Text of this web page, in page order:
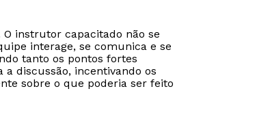
instrutor capacitado não se
interage, se comunica e se
tanto os pontos fortes
discussão, incentivando os
sobre o que poderia ser feito